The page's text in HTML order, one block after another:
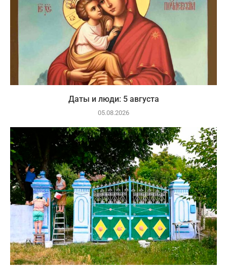
Даты и люди: 5 августа
05.08.2026